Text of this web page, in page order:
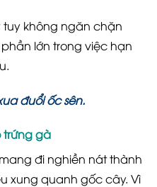
tuy không ngăn chặn
lớn trong việc hạn
đuổi ốc sên.
trứng gà
đi nghiền nát thành
xung quanh gốc cây. Vì